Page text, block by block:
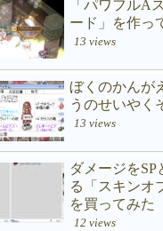
「パワフルA
ード」を作っ
13 views
ぼくのかんが
うのせいやく
13 views
ダメージをSP
る「スキンオ
を買ってみた
12 views